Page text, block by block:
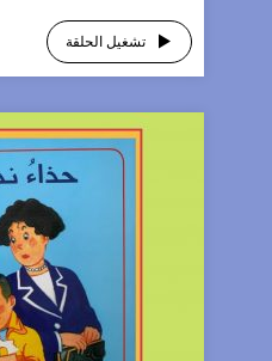
تشغيل الحلقة